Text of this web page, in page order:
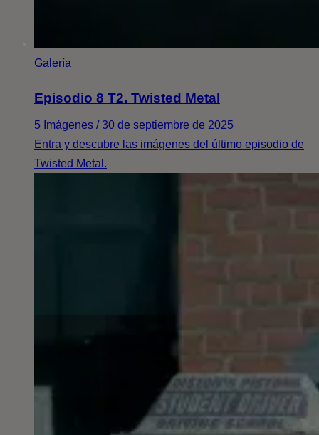
Galería
Episodio 8 T2. Twisted Metal
5 Imágenes / 30 de septiembre de 2025
Entra y descubre las imágenes del último episodio de
Twisted Metal.